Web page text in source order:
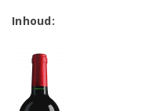
Inhoud: